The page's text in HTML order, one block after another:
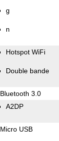
g
n
Hotspot WiFi
Double bande
Bluetooth 3.0
A2DP
Micro USB